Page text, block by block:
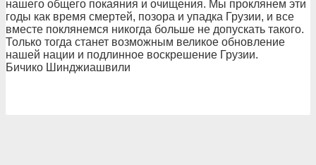
нашего общего покаяния и очищения. Мы проклянем эти
годы как время смертей, позора и упадка Грузии, и все
вместе поклянемся никогда больше не допускать такого.
Только тогда станет возможным великое обновление
нашей нации и подлинное воскрешение Грузии.
Бичико Шинджиашвили